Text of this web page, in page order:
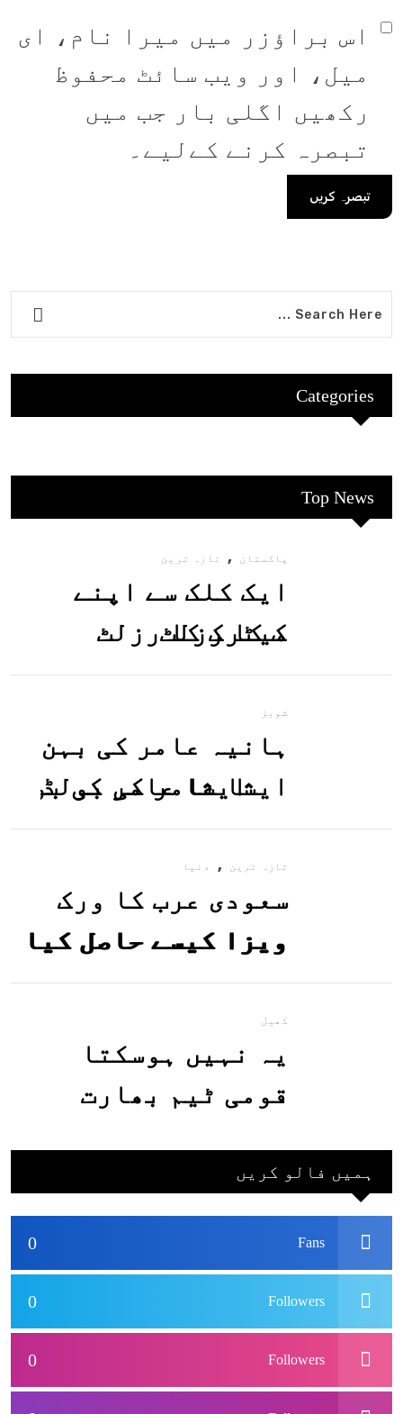
Categories
Top News
پاکستان , تازہ ترین
ایک کلک سے اپنے
میٹرک کا رزلٹ
معلوم کریں
شوبز
ہانیہ عامر کی بہن
ایشا عامر کی بولڈ
تصاویر وائرل ہو
گئیں
تازہ ترین , دنیا
سعودی عرب کا ورک
ویزا کیسے حاصل کیا
جاسکتا ہے؟جانیے
کھیل
یہ نہیں ہوسکتا
قومی ٹیم بھارت
بھارتی ٹیم پاکستان
نہ آئے، محسن نقوی
ہمیں فالو کریں
0 Fans
0 Followers
0 Followers
اس براؤزر میں میرا نام، ای
میل، اور ویب سائٹ محفوظ
رکھیں اگلی بار جب میں
تبصرہ کرنے کےلیے۔